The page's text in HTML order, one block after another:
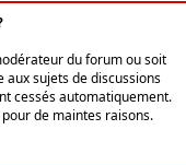
du forum ou soit
aux sujets de discussions
cessés automatiquement.
de maintes raisons.